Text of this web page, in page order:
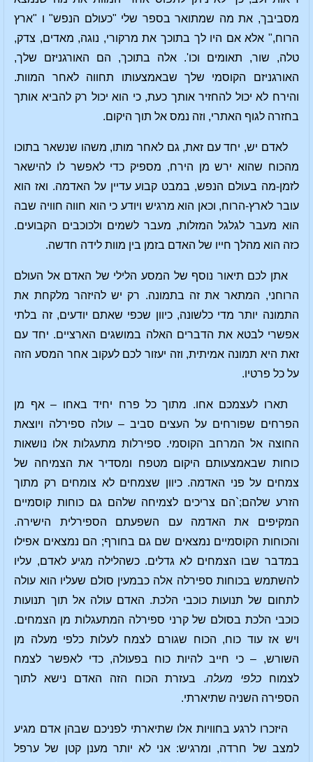
מסביבך, את מה שמתואר בספר שלי "כעולם הנפש" ו "ארץ
הרוח," אלא אם היו לך בתוכך את מרקורי, נוגה, מאדים, צדק,
טלה, שור, תאומים וכו'. אלה בתוכך, הם האורגניזם שלך,
האורגניזם הקוסמי שלך שבאמצעותו תחווה לאחר המוות.
והירח לא יכול להחזיר אותך כעת, כי הוא יכול רק להביא אותך
בחזרה לגוף האתרי, וזה נמס אל תוך היקום.
לאדם יש, יחד עם זאת, גם לאחר מותו, משהו שנשאר בתוכו
מהכוח שהוא ירש מן הירח, מספיק כדי לאפשר לו להישאר
לזמן-מה בעולם הנפש, במבט קבוע עדיין על האדמה. ואז הוא
עובר לארץ-הרוח, וכאן הוא מרגיש ויודע כי הוא חווה חוויה שבה
הוא מעבר לגלגל המזלות, מעבר לשמים ולכוכבים הקבועים.
כזה הוא מהלך חייו של האדם בזמן בין מוות לידה חדשה.
אתן לכם תיאור נוסף של המסע הלילי של האדם אל העולם
הרוחני, המתאר את זה בתמונה. רק יש להיזהר מלקחת את
התמונה יותר מדי כלשונה, כיוון שכפי שאתם יודעים, זה בלתי
אפשרי לבטא את הדברים האלה במושגים הארציים. יחד עם
זאת היא תמונה אמיתית, וזה יעזור לכם לעקוב אחר המסע הזה
על כל פרטיו.
תארו לעצמכם אחו. מתוך כל פרח יחיד באחו – אף מן
הפרחים שפורחים על העצים סביב – עולה ספירלה ויוצאת
החוצה אל המרחב הקוסמי. ספירלות מתעגלות אלו נושאות
כוחות שבאמצעותם היקום מטפח ומסדיר את הצמיחה של
צמחים על פני האדמה. כיוון שצמחים לא צומחים רק מתוך
הזרע שלהם;`הם צריכים לצמיחה שלהם גם כוחות קוסמיים
המקיפים את האדמה עם השפעתם הספירלית הישירה.
והכוחות הקוסמיים נמצאים שם גם בחורף; הם נמצאים אפילו
במדבר שבו הצמחים לא גדלים. כשהלילה מגיע לאדם, עליו
להשתמש בכוחות ספירלה אלה כבמעין סולם שעליו הוא עולה
לתחום של תנועות כוכבי הלכת. האדם עולה אל תוך תנועות
כוכבי הלכת בסולם של קרני ספירלה המתעגלות מן הצמחים.
ויש אז עוד כוח, הכוח שגורם לצמח לעלות כלפי מעלה מן
השורש, – כי חייב להיות כוח בפעולה, כדי לאפשר לצמח
לצמוחכלפי מעלה. בעזרת הכוח הזה האדם נישא לתוך
הספירה השניה שתיארתי.
היזכרו לרגע בחוויות אלו שתיארתי לפניכם שבהן אדם מגיע
למצב של חרדה, ומרגיש: אני לא יותר מענן קטן של ערפל